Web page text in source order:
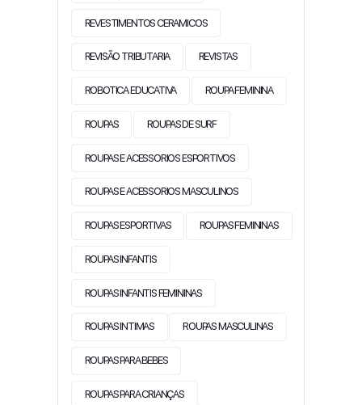
REVESTIMENTOS CERAMICOS
REVISÃO TRIBUTARIA REVISTAS
ROBOTICA EDUCATIVA ROUPA FEMININA
ROUPAS ROUPAS DE SURF
ROUPAS E ACESSORIOS ESPORTIVOS
ROUPAS E ACESSORIOS MASCULINOS
ROUPAS ESPORTIVAS ROUPAS FEMININAS
ROUPAS INFANTIS
ROUPAS INFANTIS FEMININAS
ROUPAS INTIMAS ROUPAS MASCULINAS
ROUPAS PARA BEBES
ROUPAS PARA CRIANÇAS